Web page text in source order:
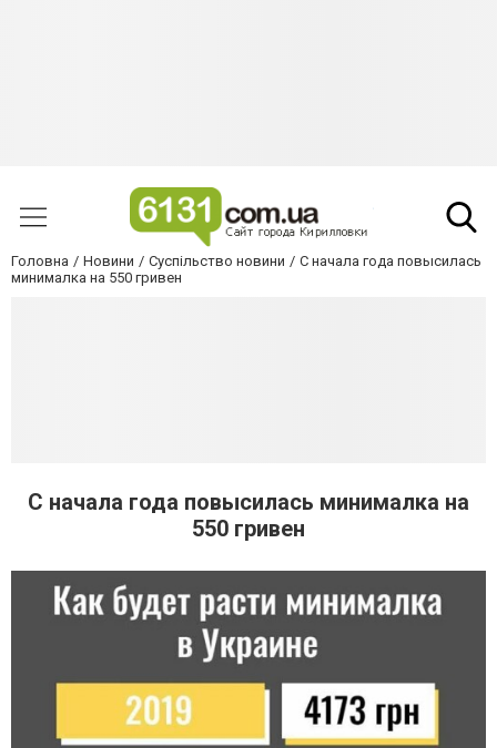
Головна Новини Суспільство новини
С начала года повысилась
минималка на 550 гривен
С начала года повысилась минималка на
550 гривен